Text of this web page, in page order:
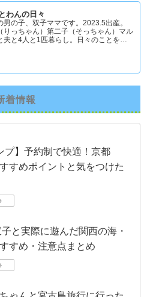
わんの日々
男の子、双子ママです。2023.5出産。
りっちゃん）第二子（そっちゃん）マル
夫と4人と1匹暮らし。日々のことを忘
着情報
プ】予約制で快適！京都
すめポイントと気をつけた
と実際に遊んだ関西の海・
すめ・注意点まとめ